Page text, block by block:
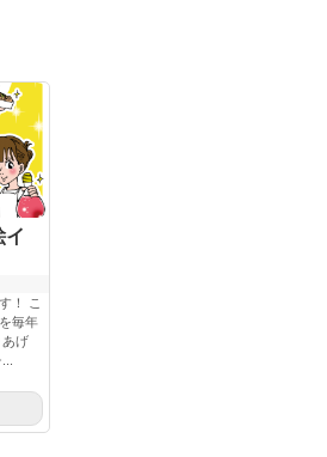
イ
！ こ
毎年
あげ